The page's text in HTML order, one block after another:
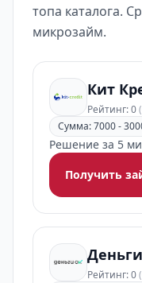
топа каталога.
микрозайм.
Кит
Рейтинг: 0
Сумма: 7000 -
Решение за 5
Получить
Рейтинг: 0